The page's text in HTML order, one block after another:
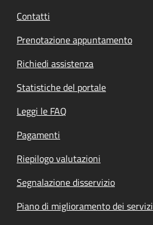
Contatti
Prenotazione appuntamento
Richiedi assistenza
Statistiche del portale
Leggi le FAQ
Pagamenti
Riepilogo valutazioni
Segnalazione disservizio
Piano di miglioramento dei servizi